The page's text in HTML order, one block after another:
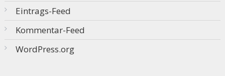
Eintrags-Feed
Kommentar-Feed
WordPress.org